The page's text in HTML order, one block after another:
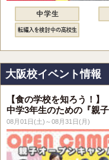
大阪校イベント情報
【食の学校を知ろう！】
中学3年生のための『親
08月01日(土)～08月31日(月)